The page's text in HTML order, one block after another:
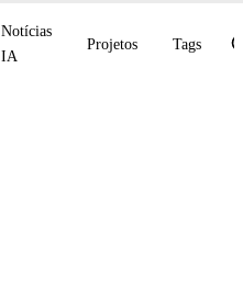
Notícias
IA
Projetos Tags